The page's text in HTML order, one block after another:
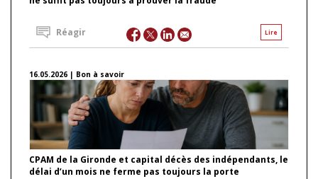
Lire
Réagir
16.05.2026 | Bon à savoir
CPAM de la Gironde et capital décès des indépendants, le
délai d’un mois ne ferme pas toujours la porte